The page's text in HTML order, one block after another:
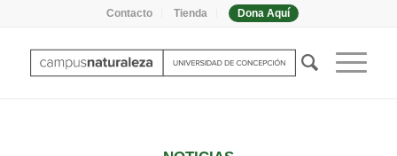
Contacto Tienda Dona Aquí